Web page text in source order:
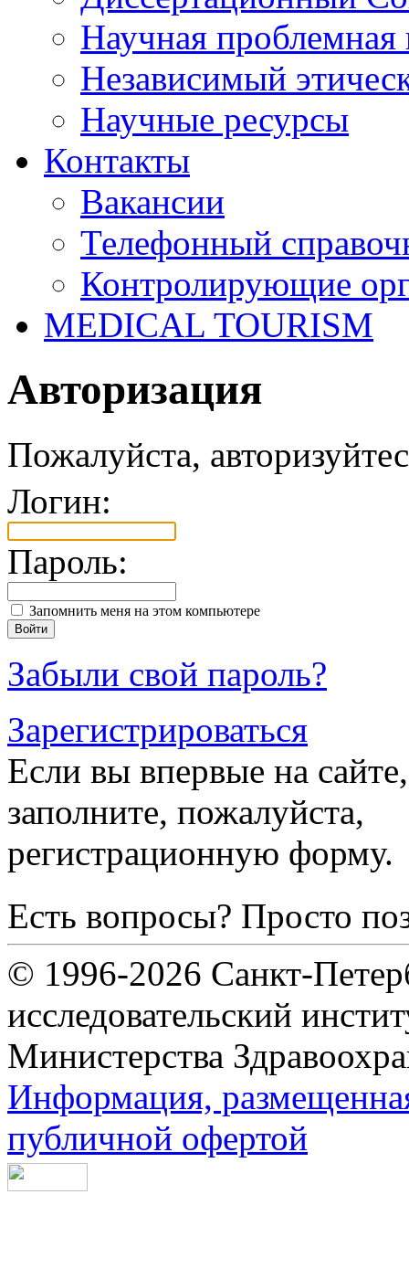
Научная проблемная
Независимый
Научные ресурсы
Контакты
Вакансии
Телефонный
Контролирующие
MEDICAL TOURISM
Авторизация
Пожалуйста,
Логин:
Пароль:
Запомнить меня на этом компьютере
Забыли свой пароль?
Зарегистрироваться
Если вы впервые на сайте,
заполните, пожалуйста,
регистрационную форму.
Есть вопросы? Просто
© 1996-2026 Санкт-
исследовательский
Министерства
Информация,
публичной офертой